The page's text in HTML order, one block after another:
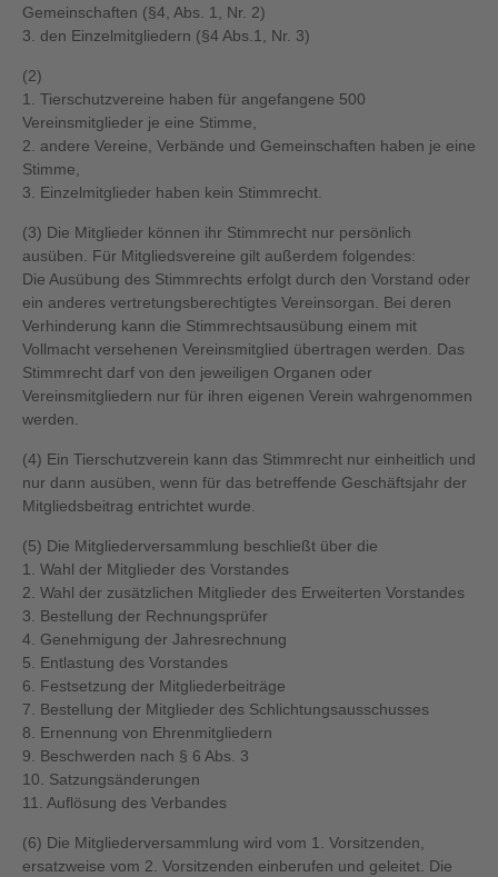
Gemeinschaften (§4, Abs. 1, Nr. 2)
3. den Einzelmitgliedern (§4 Abs.1, Nr. 3)
(2)
1. Tierschutzvereine haben für angefangene 500
Vereinsmitglieder je eine Stimme,
2. andere Vereine, Verbände und Gemeinschaften haben je eine
Stimme,
3. Einzelmitglieder haben kein Stimmrecht.
(3) Die Mitglieder können ihr Stimmrecht nur persönlich
ausüben. Für Mitgliedsvereine gilt außerdem folgendes:
Die Ausübung des Stimmrechts erfolgt durch den Vorstand oder
ein anderes vertretungsberechtigtes Vereinsorgan. Bei deren
Verhinderung kann die Stimmrechtsausübung einem mit
Vollmacht versehenen Vereinsmitglied übertragen werden. Das
Stimmrecht darf von den jeweiligen Organen oder
Vereinsmitgliedern nur für ihren eigenen Verein wahrgenommen
werden.
(4) Ein Tierschutzverein kann das Stimmrecht nur einheitlich und
nur dann ausüben, wenn für das betreffende Geschäftsjahr der
Mitgliedsbeitrag entrichtet wurde.
(5) Die Mitgliederversammlung beschließt über die
1. Wahl der Mitglieder des Vorstandes
2. Wahl der zusätzlichen Mitglieder des Erweiterten Vorstandes
3. Bestellung der Rechnungsprüfer
4. Genehmigung der Jahresrechnung
5. Entlastung des Vorstandes
6. Festsetzung der Mitgliederbeiträge
7. Bestellung der Mitglieder des Schlichtungsausschusses
8. Ernennung von Ehrenmitgliedern
9. Beschwerden nach § 6 Abs. 3
10. Satzungsänderungen
11. Auflösung des Verbandes
(6) Die Mitgliederversammlung wird vom 1. Vorsitzenden,
ersatzweise vom 2. Vorsitzenden einberufen und geleitet. Die